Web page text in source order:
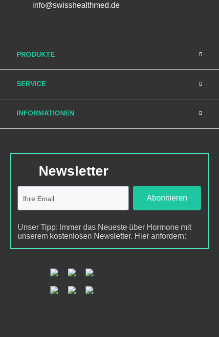
info@swisshealthmed.de
PRODUKTE
SERVICE
INFORMATIONEN
Newsletter
Abonnieren
Unser Tipp: Immer das Neueste über Hormone mit
unserem kostenlosen Newsletter. Hier anfordern: